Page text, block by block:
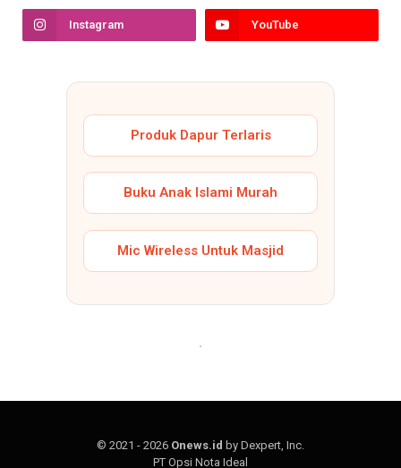
Instagram YouTube
Produk Dapur Terlaris
Buku Anak Islami Murah
Mic Wireless Untuk Masjid